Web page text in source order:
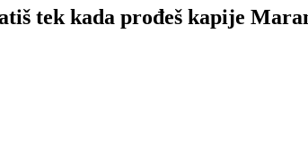
tek kada prođeš kapije